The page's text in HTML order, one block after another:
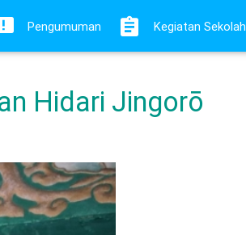
Pengumuman Kegiatan Sekolah
Hidari Jingorō